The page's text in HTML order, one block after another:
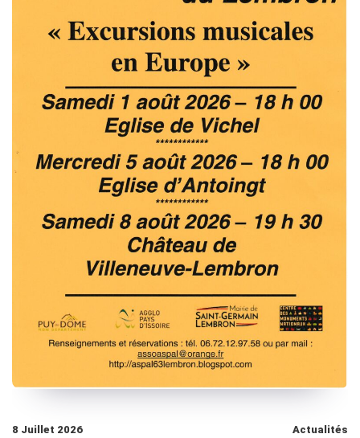
8 Juillet 2026 Actualités